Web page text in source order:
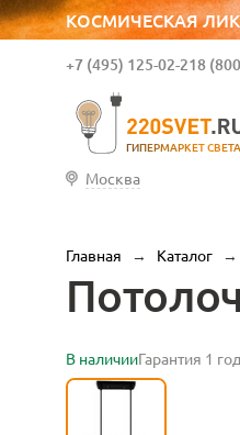
КОСМИЧЕСКАЯ
ГИПЕРМАРКЕТ СВЕТА
+7 (495) 125-02-218
Москва
Главная → Каталог →
В наличииГарантия 1 год